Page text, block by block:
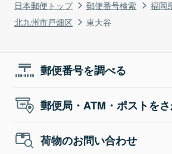
日本郵便トップ 郵便番号検索
福岡
北九州市戸畑区
東大谷
郵便番号を調べる
郵便局・ATM・ポストを
荷物のお問い合わせ